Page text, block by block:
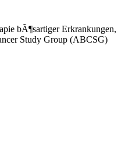
bÃ¶sartiger Erkrankungen,
Study Group (ABCSG)